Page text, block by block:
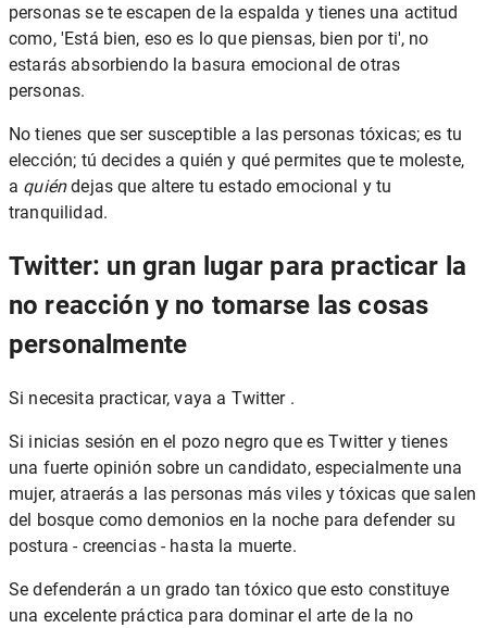
personas se te escapen de la espalda y tienes una actitud
como, 'Está bien, eso es lo que piensas, bien por ti', no
estarás absorbiendo la basura emocional de otras
personas.
No tienes que ser susceptible a las personas tóxicas; es tu
elección; tú decides a quién y qué permites que te moleste,
a quiéndejas que altere tu estado emocional y tu
tranquilidad.
Twitter: un gran lugar para practicar la
no reacción y no tomarse las cosas
personalmente
Si necesita practicar, vaya a Twitter .
Si inicias sesión en el pozo negro que es Twitter y tienes
una fuerte opinión sobre un candidato, especialmente una
mujer, atraerás a las personas más viles y tóxicas que salen
del bosque como demonios en la noche para defender su
postura - creencias - hasta la muerte.
Se defenderán a un grado tan tóxico que esto constituye
una excelente práctica para dominar el arte de la no